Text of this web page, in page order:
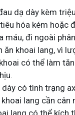
dạ dày kèm
hóa kém hoặc
máu, đi ngoài
ăn khoai lang, vì
có thể làm
dày có tình trạng
lang cần cân
lang có thể kích